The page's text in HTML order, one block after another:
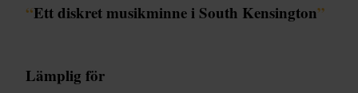
“Ett diskret musikminne i South Kensington”
Lämplig för